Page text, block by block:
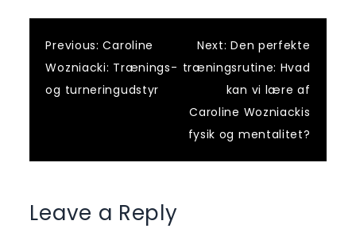
Post
navigation
Previous: Caroline
Wozniacki: Trænings-
og turneringudstyr
Next: Den perfekte
træningsrutine: Hvad
kan vi lære af
Caroline Wozniackis
fysik og mentalitet?
Leave a Reply